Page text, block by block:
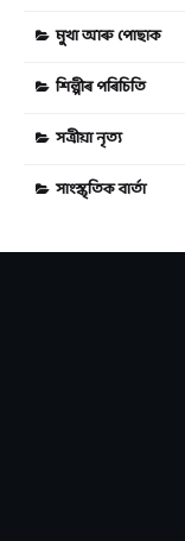
মুখা আৰু পোছাক
শিল্পীৰ পৰিচিতি
সত্ৰীয়া নৃত্য
সাংস্কৃতিক বাৰ্তা